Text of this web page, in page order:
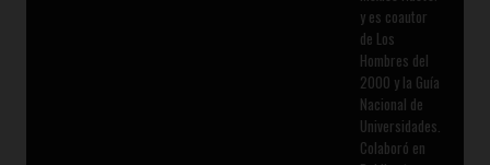
y es coautor
de Los
Hombres del
2000 y la Guía
Nacional de
Universidades.
Colaboró en